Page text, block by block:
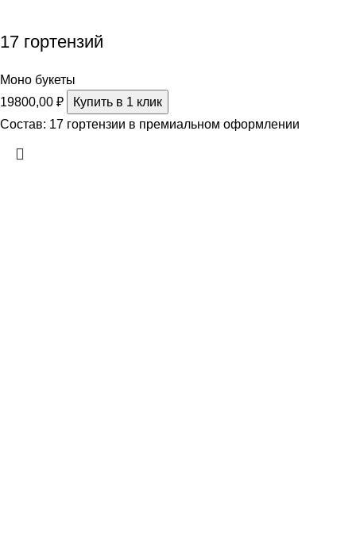
17 гортензий
Моно букеты
19800,00 ₽
Купить в 1 клик
Состав: 17 гортензии в премиальном оформлении